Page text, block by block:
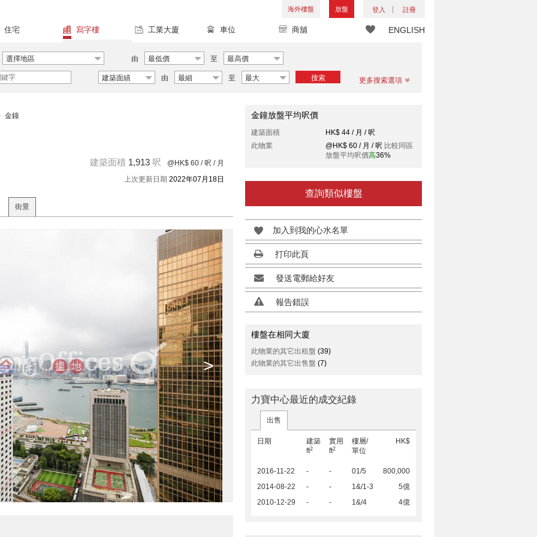
海外樓盤 放盤 登入 註冊
ENGLISH
住宅 寫字樓 工業大廈 車位 商舖
選擇地區 由 最低價 至 最高價
建築面績 由 最細 至 最大 搜索 更多搜索選項
金鐘
建築面積 1,913 呎 @HK$ 60 / 呎 / 月
上次更新日期 2022年07月18日
街景
>
金鐘放盤平均呎價
建築面積
HK$ 44 / 月 / 呎
此物業
@HK$ 60 / 月 / 呎 比較同區
放盤平均呎價高36%
查詢類似樓盤
加入到我的心水名單
打印此頁
發送電郵給好友
報告錯誤
樓盤在相同大廈
此物業的其它出租盤 (39)
此物業的其它出售盤 (7)
力寶中心最近的成交紀錄
出售
日期
建築
ft2
實用
ft2
樓層/
單位
HK$
2016-11-22 - - 01/5
800,000
2014-08-22
- - 1&/1-3
5億
2010-12-29
- - 1&/4 4億